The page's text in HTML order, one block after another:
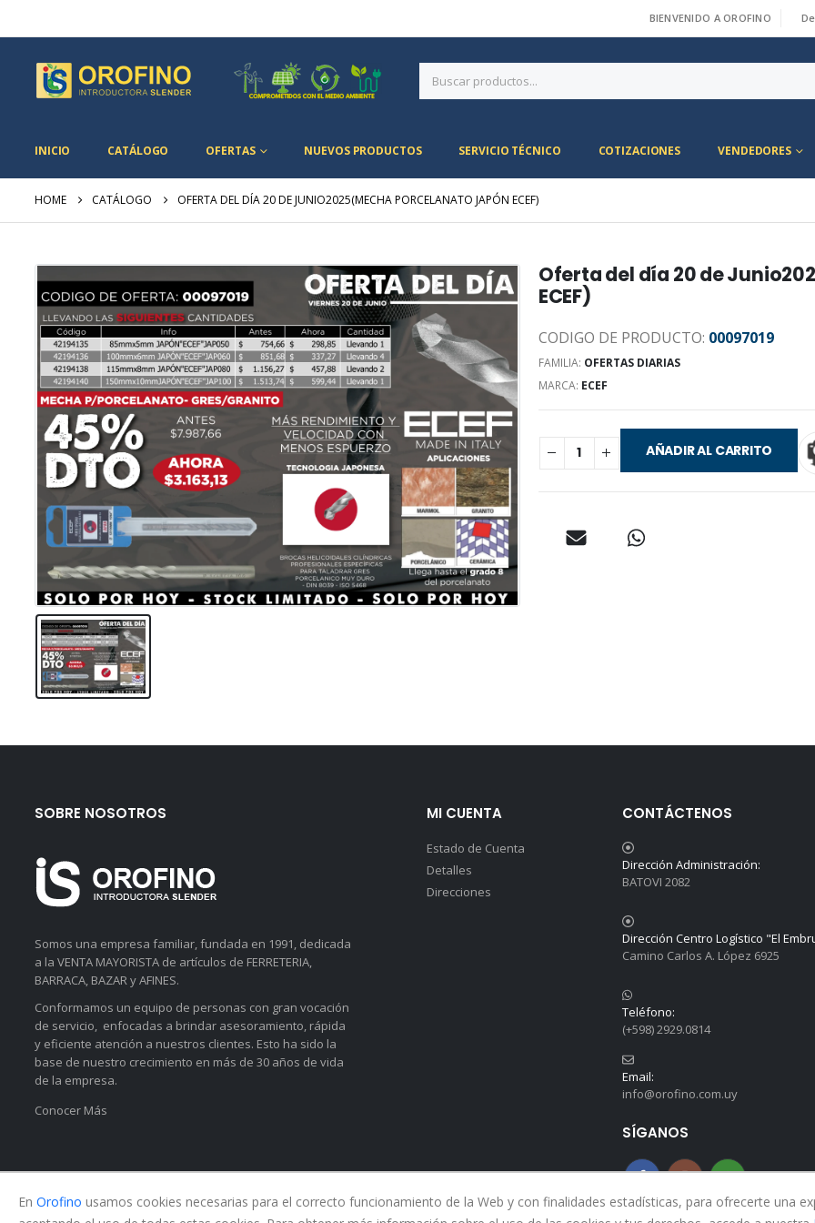
BIENVENIDO A OROFINO
INICIO CATÁLOGO OFERTAS NUEVOS PRODUCTOS SERVICIO TÉCNICO COTIZACIONES VENDEDORES
HOME CATÁLOGO OFERTA DEL DÍA 20 DE JUNIO2025(MECHA PORCELANATO JAPÓN ECEF)
Oferta del día 20 de
ECEF)
CODIGO DE PRODUCTO: 00097019
FAMILIA: OFERTAS DIARIAS
MARCA: ECEF
AÑADIR AL CARRITO
SOBRE NOSOTROS
Somos una empresa familiar, fundada en 1991, dedicada
a la VENTA MAYORISTA de artículos de FERRETERIA,
BARRACA, BAZAR y AFINES.
Conformamos un equipo de personas con gran vocación
de servicio, enfocadas a brindar asesoramiento, rápida
y eficiente atención a nuestros clientes. Esto ha sido la
base de nuestro crecimiento en más de 30 años de vida
de la empresa.
Conocer Más
MI CUENTA
Estado de Cuenta
Detalles
Direcciones
CONTÁCTENOS
Dirección Administración:
BATOVI 2082
Dirección Centro Logístico "El
Camino Carlos A. López 6925
Teléfono:
(+598) 2929.0814
Email:
info@orofino.com.uy
SÍGANOS
En Orofino usamos cookies necesarias para el correcto funcionamiento de la Web y con finalidades estadísticas, para ofrecerte una